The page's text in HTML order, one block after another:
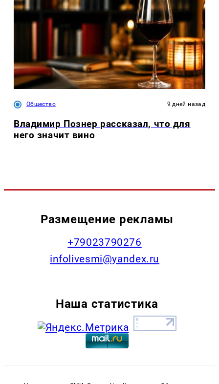
Общество 9 дней назад
Владимир Познер рассказал, что для
него значит вино
Размещение рекламы
+79023790276
infolivesmi@yandex.ru
Наша статистика